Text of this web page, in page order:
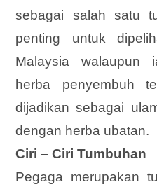
sebagai salah satu
penting untuk
Malaysia walaupun
herba penyembuh
dijadikan sebagai
dengan herba ubatan.
Ciri – Ciri Tumbuhan
Pegaga merupakan